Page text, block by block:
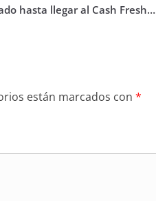
hasta llegar al Cash Fresh…
están marcados con *